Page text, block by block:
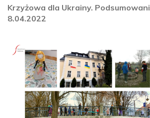
dla
Krzyżowa dla Ukrainy.
8.04.2022